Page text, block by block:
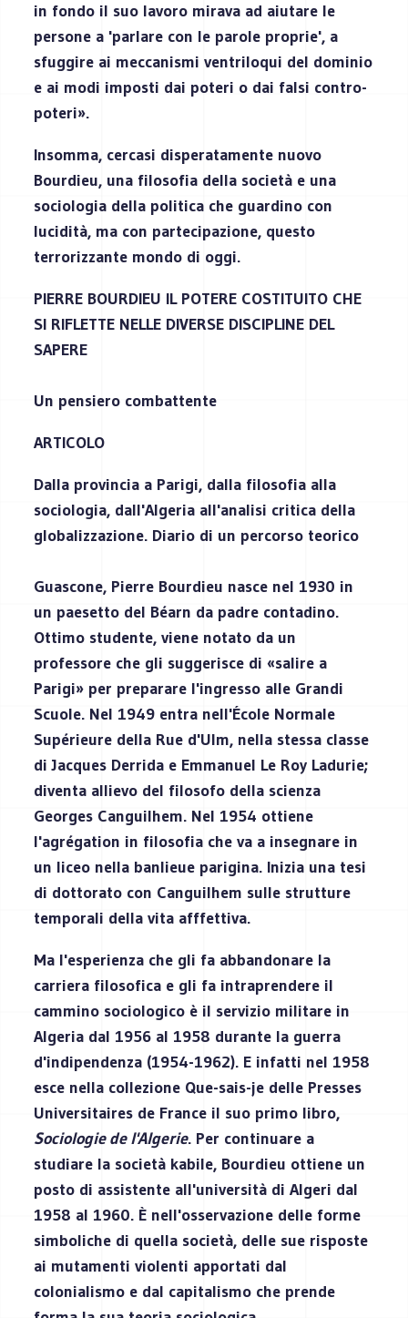
in fondo il suo lavoro mirava ad aiutare le
persone a 'parlare con le parole proprie', a
sfuggire ai meccanismi ventriloqui del dominio
e ai modi imposti dai poteri o dai falsi contro-
poteri».
Insomma, cercasi disperatamente nuovo
Bourdieu, una filosofia della società e una
sociologia della politica che guardino con
lucidità, ma con partecipazione, questo
terrorizzante mondo di oggi.
PIERRE BOURDIEU IL POTERE COSTITUITO CHE
SI RIFLETTE NELLE DIVERSE DISCIPLINE DEL
SAPERE
Un pensiero combattente
ARTICOLO
Dalla provincia a Parigi, dalla filosofia alla
sociologia, dall'Algeria all'analisi critica della
globalizzazione. Diario di un percorso teorico
Guascone, Pierre Bourdieu nasce nel 1930 in
un paesetto del Béarn da padre contadino.
Ottimo studente, viene notato da un
professore che gli suggerisce di «salire a
Parigi» per preparare l'ingresso alle Grandi
Scuole. Nel 1949 entra nell'École Normale
Supérieure della Rue d'Ulm, nella stessa classe
di Jacques Derrida e Emmanuel Le Roy Ladurie;
diventa allievo del filosofo della scienza
Georges Canguilhem. Nel 1954 ottiene
l'agrégation in filosofia che va a insegnare in
un liceo nella banlieue parigina. Inizia una tesi
di dottorato con Canguilhem sulle strutture
temporali della vita afffettiva.
Ma l'esperienza che gli fa abbandonare la
carriera filosofica e gli fa intraprendere il
cammino sociologico è il servizio militare in
Algeria dal 1956 al 1958 durante la guerra
d'indipendenza (1954-1962). E infatti nel 1958
esce nella collezione Que-sais-je delle Presses
Universitaires de France il suo primo libro,
Sociologie de l'Algerie. Per continuare a
studiare la società kabile, Bourdieu ottiene un
posto di assistente all'università di Algeri dal
1958 al 1960. È nell'osservazione delle forme
simboliche di quella società, delle sue risposte
ai mutamenti violenti apportati dal
colonialismo e dal capitalismo che prende